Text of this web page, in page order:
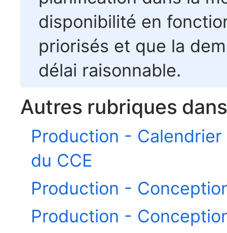
disponibilité en
priorisés et que la
délai raisonnable.
Autres rubriques
Production -
du CCE
Production -
Production -